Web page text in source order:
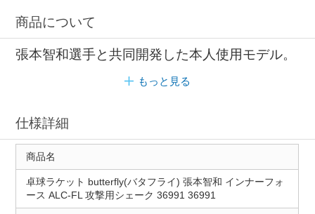
商品について
張本智和選手と共同開発した本人使用モデル。
もっと見る
仕様詳細
商品名
卓球ラケット butterfly(バタフライ) 張本智和 インナーフォ
ース ALC-FL 攻撃用シェーク 36991 36991